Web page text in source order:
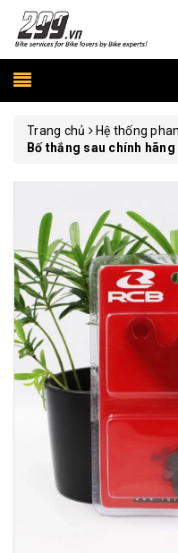
Trang chủ
Hệ thống
Bố thắng sau chính